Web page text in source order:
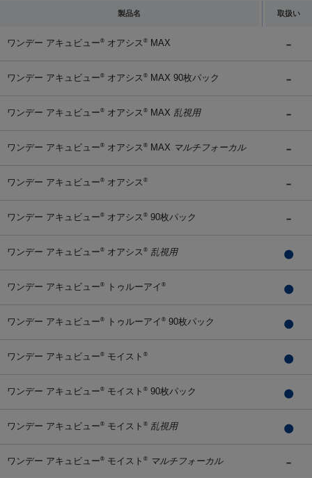
製品名 取扱い
ワンデー アキュビュー® オアシス ® MAX
ワンデー アキュビュー® オアシス ® MAX 90枚パック
ワンデー アキュビュー® オアシス ® MAX 乱視用
ワンデー アキュビュー® オアシス ® MAX マルチフォーカル
ワンデー アキュビュー® オアシス ®
ワンデー アキュビュー® オアシス ® 90枚パック
ワンデー アキュビュー® オアシス ® 乱視用
ワンデー アキュビュー® トゥルーアイ ®
ワンデー アキュビュー® トゥルーアイ ® 90枚パック
ワンデー アキュビュー® モイスト ®
ワンデー アキュビュー® モイスト ® 90枚パック
ワンデー アキュビュー® モイスト ® 乱視用
ワンデー アキュビュー® モイスト ® マルチフォーカル